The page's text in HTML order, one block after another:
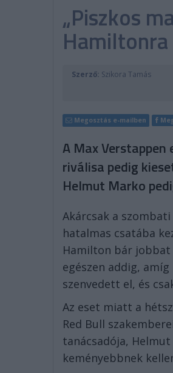
„Piszkos
Hamiltonra
Szerző: Szikora Tamás
Megosztás e-mailben
A Max
riválisa pedig
Helmut Marko
Akárcsak a
hatalmas csatába
Hamilton bár jobbat
egészen addig,
szenvedett el, és
Az eset miatt a
Red Bull
tanácsadója,
keményebbnek